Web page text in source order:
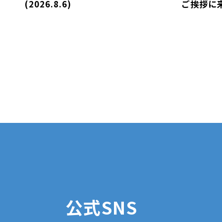
(2026.8.6)
ご挨拶に
公式SNS